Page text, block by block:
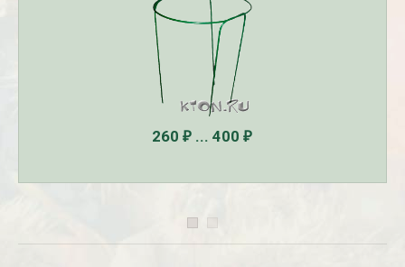
260 ₽... 400 ₽